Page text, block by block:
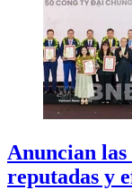
Anuncian las
reputadas y